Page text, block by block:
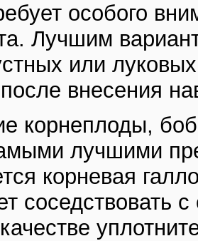
особого
Лучшим
или
внесения
корнеплоды,
лучшими
корневая
соседствовать